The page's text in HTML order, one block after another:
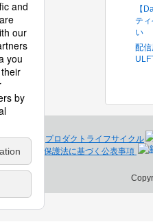
【
テ
い
配
プロダクトライフサイクル
個人情報保護法に基づく公表事項